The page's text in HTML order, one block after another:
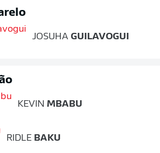
JOSUHA GUILAVOGUI
KEVIN MBABU
RIDLE BAKU